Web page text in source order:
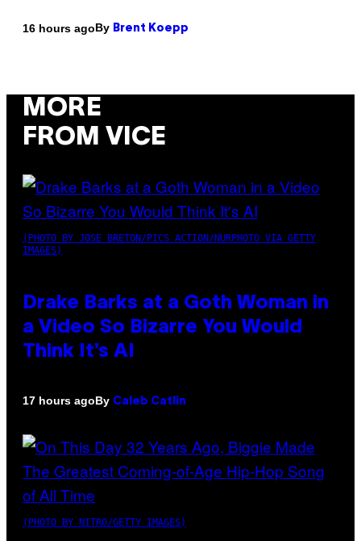
16 hours agoBy Brent Koepp
MORE
FROM VICE
(PHOTO BY JOSE BRETON/PICS ACTION/NURPHOTO VIA GETTY
IMAGES)
Drake Barks at a Goth Woman in
a Video So Bizarre You Would
Think It’s AI
17 hours agoBy Caleb Catlin
(PHOTO BY NITRO/GETTY IMAGES)